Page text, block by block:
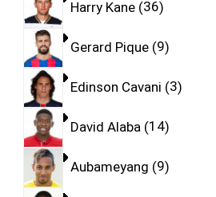
Harry Kane 36
Gerard Pique 9
Edinson Cavani 3
David Alaba 14
Aubameyang 9